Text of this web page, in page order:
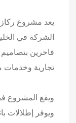
يعد مشروع
الشركة في
فاخرين
تجارية وخدمات
ويقع المشروع
ويوفر إطلالات